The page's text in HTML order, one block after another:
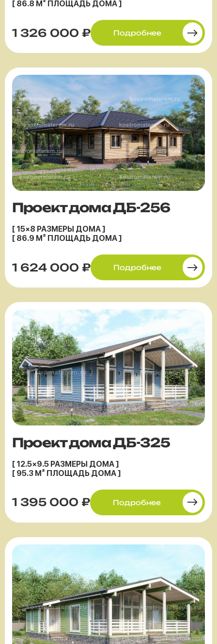
[ 86.8 М² ПЛОЩАДЬ ДОМА ]
1 326 000 ₽ Подробнее
Проект дома ДБ-256
[ 15×8 РАЗМЕРЫ ДОМА ]
[ 86.9 М² ПЛОЩАДЬ ДОМА ]
1 624 000 ₽ Подробнее
Проект дома ДБ-325
[ 12.5×9.5 РАЗМЕРЫ ДОМА ]
[ 95.3 М² ПЛОЩАДЬ ДОМА ]
1 395 000 ₽ Подробнее